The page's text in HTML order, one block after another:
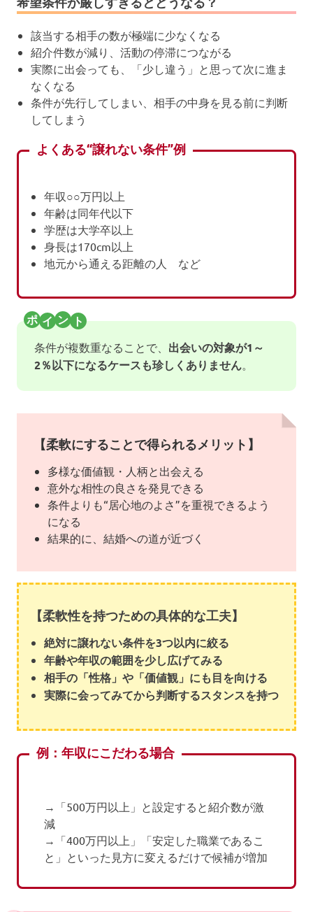
該当する相手の数が極端に少なくなる
紹介件数が減り、活動の停滞につながる
実際に出会っても、「少し違う」と思って次に進ま
なくなる
条件が先行してしまい、相手の中身を見る前に判断
してしまう
よくある“譲れない条件”例
年収○○万円以上
年齢は同年代以下
学歴は大学卒以上
身長は170cm以上
地元から通える距離の人 など
条件が複数重なることで、 出会いの対象が1～
2％以下になるケースも珍しくありません。
【柔軟にすることで得られるメリット】
多様な価値観・人柄と出会える
意外な相性の良さを発見できる
条件よりも“居心地のよさ”を重視できるよう
になる
結果的に、結婚への道が近づく
【柔軟性を持つための具体的な工夫】
絶対に譲れない条件を3つ以内に絞る
年齢や年収の範囲を少し広げてみる
相手の「性格」や「価値観」にも目を向ける
実際に会ってみてから判断するスタンスを持つ
例：年収にこだわる場合
→「500万円以上」と設定すると紹介数が激
減
→「400万円以上」「安定した職業であるこ
と」といった見方に変えるだけで候補が増加